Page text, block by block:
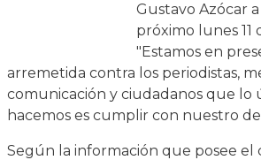
Gustavo Azócar
próximo lunes 11
"Estamos en
arremetida contra los periodistas,
comunicación y ciudadanos que lo
hacemos es cumplir con nuestro
Según la información que posee el